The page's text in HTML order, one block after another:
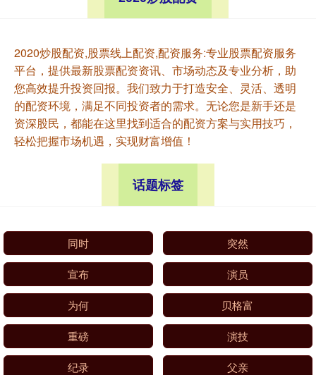
2020炒股配资,股票线上配资,配资服务:专业股票配资服务
平台，提供最新股票配资资讯、市场动态及专业分析，助
您高效提升投资回报。我们致力于打造安全、灵活、透明
的配资环境，满足不同投资者的需求。无论您是新手还是
资深股民，都能在这里找到适合的配资方案与实用技巧，
轻松把握市场机遇，实现财富增值！
话题标签
同时 突然
宣布 演员
为何 贝格富
重磅 演技
纪录 父亲